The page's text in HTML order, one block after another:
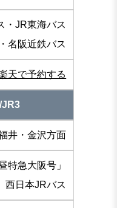
・JR東海バス
名阪近鉄バス
天で予約する
JR3
井・金沢方面
特急大阪号」
西日本JRバス